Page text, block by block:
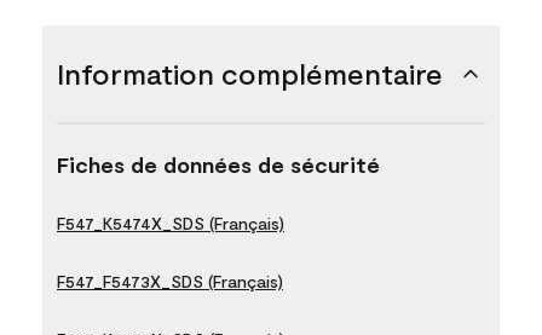
Information complémentaire
Fiches de données de sécurité
F547_K5474X_SDS (Français)
F547_F5473X_SDS (Français)